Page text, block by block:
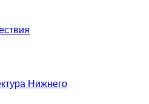
Нижнего